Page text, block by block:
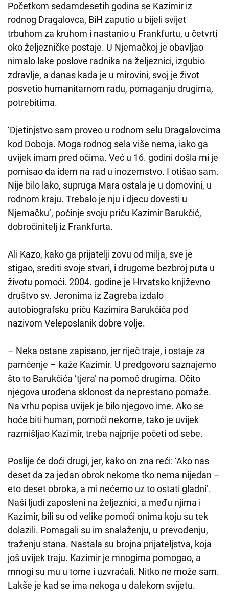
Početkom sedamdesetih godina se Kazimir iz
rodnog Dragalovca, BiH zaputio u bijeli svijet
trbuhom za kruhom i nastanio u Frankfurtu, u četvrti
oko željezničke postaje. U Njemačkoj je obavljao
nimalo lake poslove radnika na željeznici, izgubio
zdravlje, a danas kada je u mirovini, svoj je život
posvetio humanitarnom radu, pomaganju drugima,
potrebitima.
‘Djetinjstvo sam proveo u rodnom selu Dragalovcima
kod Doboja. Moga rodnog sela više nema, iako ga
uvijek imam pred očima. Već u 16. godini došla mi je
pomisao da idem na rad u inozemstvo. I otišao sam.
Nije bilo lako, supruga Mara ostala je u domovini, u
rodnom kraju. Trebalo je nju i djecu dovesti u
Njemačku’, počinje svoju priču Kazimir Barukčić,
dobročinitelj iz Frankfurta.
Ali Kazo, kako ga prijatelji zovu od milja, sve je
stigao, srediti svoje stvari, i drugome bezbroj puta u
životu pomoći. 2004. godine je Hrvatsko književno
društvo sv. Jeronima iz Zagreba izdalo
autobiografsku priču Kazimira Barukčića pod
nazivom Veleposlanik dobre volje.
– Neka ostane zapisano, jer riječ traje, i ostaje za
pamćenje – kaže Kazimir. U predgovoru saznajemo
što to Barukčića ‘tjera’ na pomoć drugima. Očito
njegova urođena sklonost da neprestano pomaže.
Na vrhu popisa uvijek je bilo njegovo ime. Ako se
hoće biti human, pomoći nekome, tako je uvijek
razmišljao Kazimir, treba najprije početi od sebe.
Poslije će doći drugi, jer, kako on zna reći: ‘Ako nas
deset da za jedan obrok nekome tko nema nijedan –
eto deset obroka, a mi nećemo uz to ostati gladni’.
Naši ljudi zaposleni na željeznici, a među njima i
Kazimir, bili su od velike pomoći onima koju su tek
dolazili. Pomagali su im snalaženju, u prevođenju,
traženju stana. Nastala su brojna prijateljstva, koja
još uvijek traju. Kazimir je mnogima pomogao, a
mnogi su mu u tome i uzvraćali. Nitko ne može sam.
Lakše je kad se ima nekoga u dalekom svijetu.